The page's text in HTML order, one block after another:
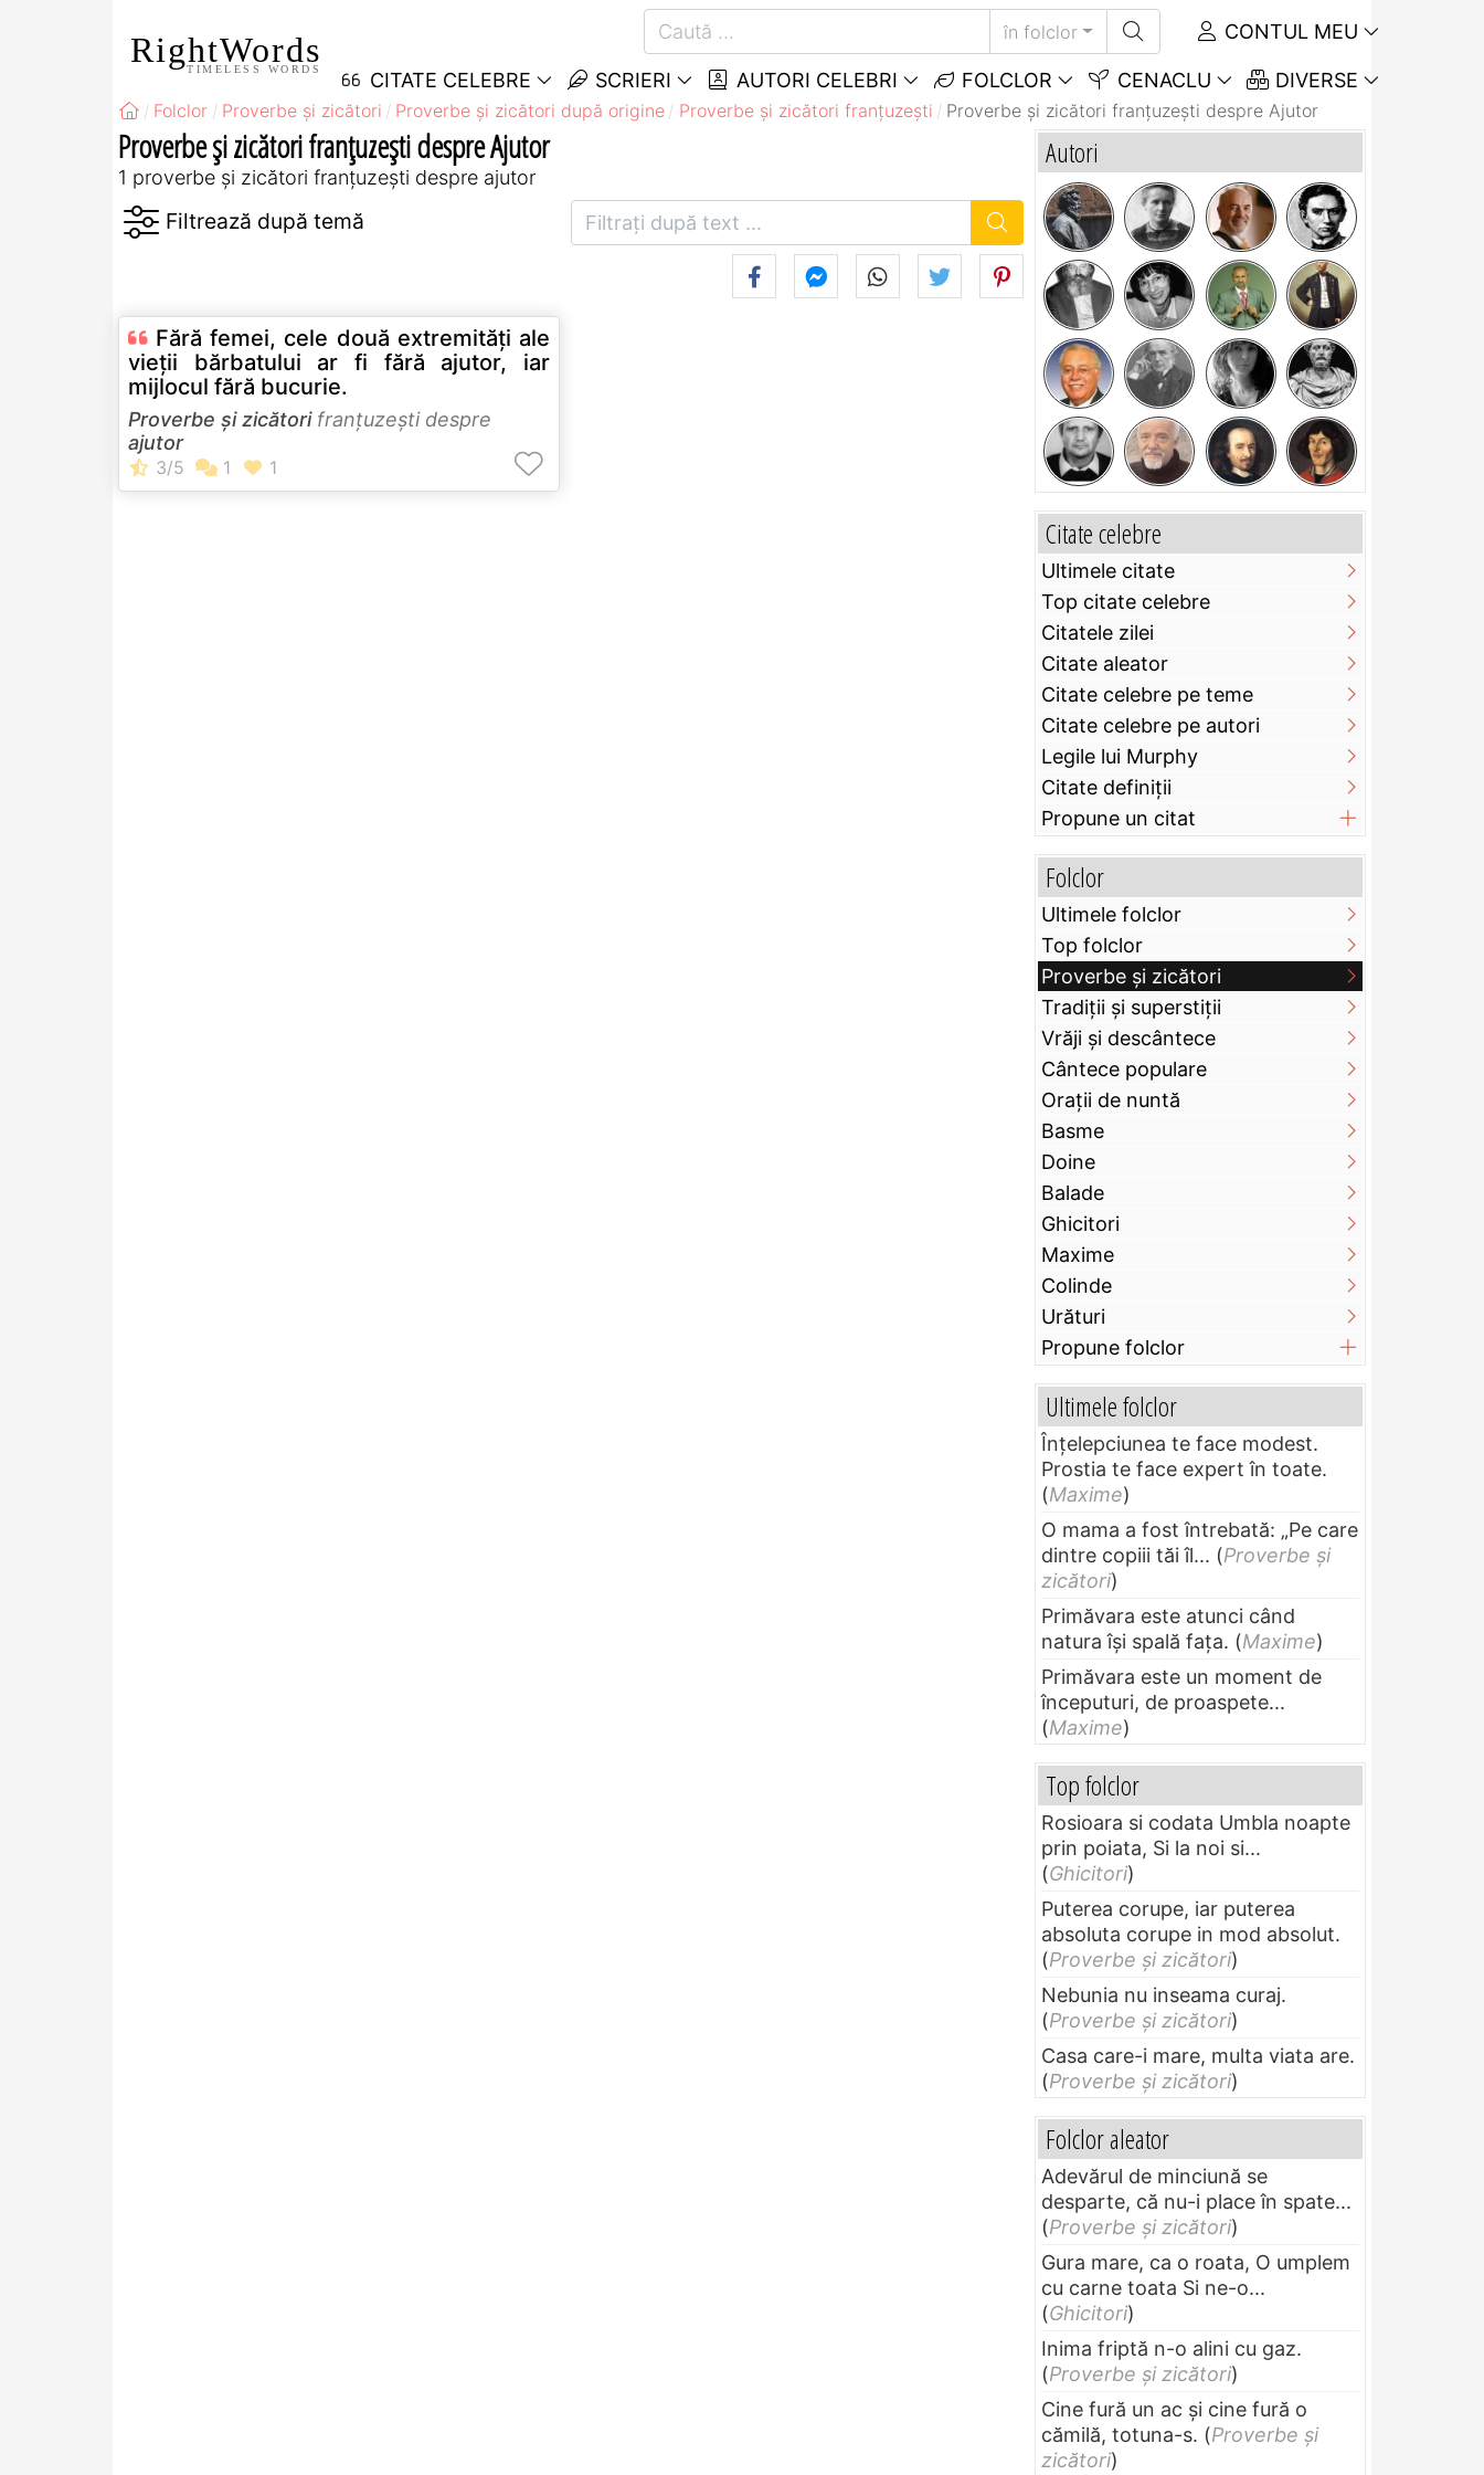
RightWords
TIMELESS WORDS
în folclor CONTUL MEU
CITATE CELEBRE SCRIERI AUTORI CELEBRI FOLCLOR CENACLU DIVERSE
Folclor Proverbe și zicători Proverbe și zicători după origine Proverbe și zicători franţuzeşti Proverbe și zicători franţuzeşti despre Ajutor
Proverbe și zicători franţuzeşti despre Ajutor
1 proverbe și zicători franţuzeşti despre ajutor
Fără femei, cele două extremităţi ale
vieţii bărbatului ar fi fără ajutor, iar
mijlocul fără bucurie.
Proverbe și zicătorifranţuzeşti despre
ajutor
Autori
Citate celebre
Ultimele citate
Top citate celebre
Citatele zilei
Citate aleator
Citate celebre pe teme
Citate celebre pe autori
Legile lui Murphy
Citate definiţii
Propune un citat
Folclor
Ultimele folclor
Top folclor
Proverbe și zicători
Tradiții și superstiții
Vrăji și descântece
Cântece populare
Orații de nuntă
Basme
Doine
Balade
Ghicitori
Maxime
Colinde
Urături
Propune folclor
Ultimele folclor
Înțelepciunea te face modest.
Prostia te face expert în toate.
(Maxime)
O mama a fost întrebată: „Pe care
dintre copiii tăi îl... (Proverbe și
zicători)
Primăvara este atunci când
natura își spală fața. (Maxime)
Primăvara este un moment de
începuturi, de proaspete...
(Maxime)
Top folclor
Rosioara si codata Umbla noapte
prin poiata, Si la noi si...
(Ghicitori)
Puterea corupe, iar puterea
absoluta corupe in mod absolut.
(Proverbe și zicători)
Nebunia nu inseama curaj.
(Proverbe și zicători)
Casa care-i mare, multa viata are.
(Proverbe și zicători)
Folclor aleator
Adevărul de minciună se
desparte, că nu-i place în spate...
(Proverbe și zicători)
Gura mare, ca o roata, O umplem
cu carne toata Si ne-o...
(Ghicitori)
Inima friptă n-o alini cu gaz.
(Proverbe și zicători)
Cine fură un ac şi cine fură o
cămilă, totuna-s. (Proverbe și
zicători)